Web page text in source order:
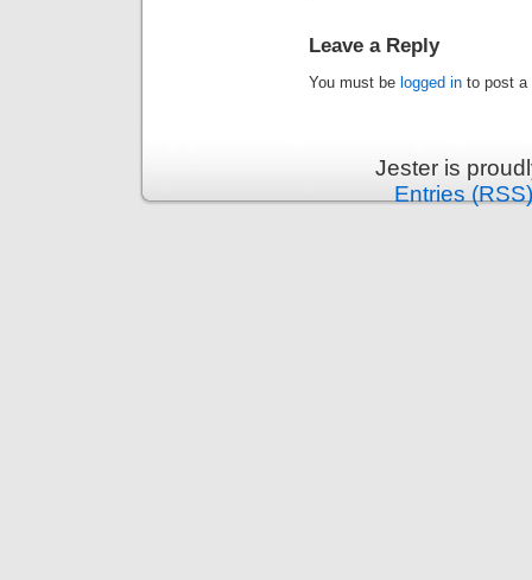
Leave a Reply
You must be logged in to post a
Jester is
Entries (RSS)